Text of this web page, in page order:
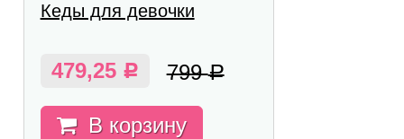
Кеды для девочки
479,25 Р 799Р
В корзину